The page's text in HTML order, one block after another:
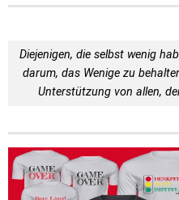
Diejenigen, die selbst wenig
darum, das Wenige zu
Unterstützung von allen,